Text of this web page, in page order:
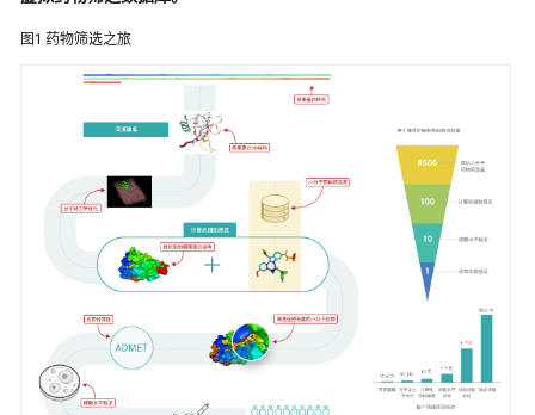
基
因
新
毒
（COVID-
19）
图1 药物筛选之旅